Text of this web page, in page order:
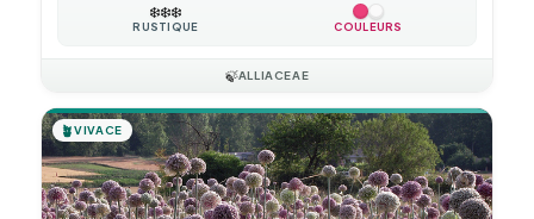
❄️❄️❄️
RUSTIQUE COULEURS
🍃ALLIACEAE
🪴VIVACE